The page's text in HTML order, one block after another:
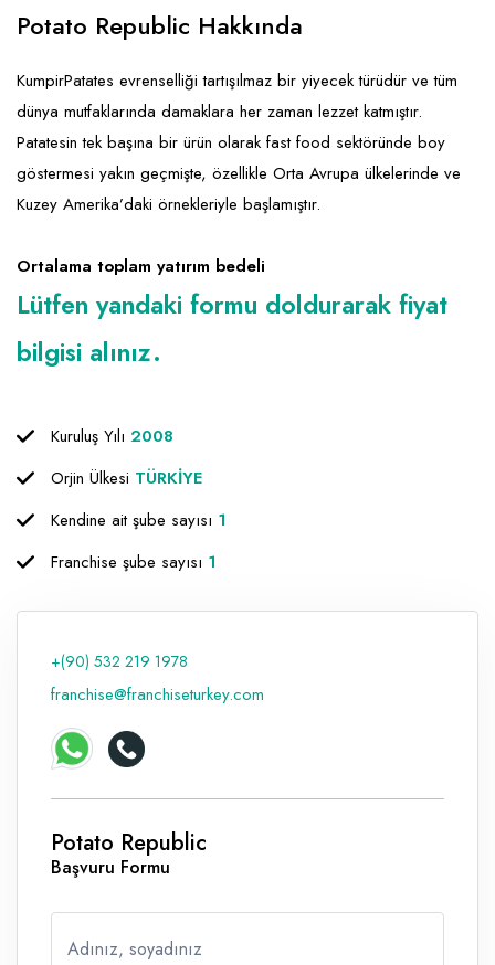
Ev Hizmetleri
Sağlık Güzellik
Turizm - Eğlence
Market FMGC - Katlı Mağaza
Mobilya ve Ev Tekstili
Oyuncak ve Hediyelik
Takı
Yapı Malzemesi - Hırdavat
Gayrimenkul
Gıda ve Sarf Malzemeleri
Güvenlik - Temizlik
Giyim - Aksesuar
Hukuk - Marka - Patent ve Tercüme
Isıtma - Soğutma ve Havalandırma
Lojistik - Kargo ve Kurye
Mali Kayıt ve Denetim
Mobilya Dekorasyon
Proje - İnşaat ve Tesisat
Raf ve Depo Sistemleri
Reklam - Tanıtım - PR ve İnternet
Seyahat - Rent A Car
Tabela - Dijital Baskı
Potato Republic Hakkında
KumpirPatates evrenselliği tartışılmaz bir yiyecek türüdür ve tüm
dünya mutfaklarında damaklara her zaman lezzet katmıştır.
Patatesin tek başına bir ürün olarak fast food sektöründe boy
göstermesi yakın geçmişte, özellikle Orta Avrupa ülkelerinde ve
Kuzey Amerika’daki örnekleriyle başlamıştır.
Ortalama toplam yatırım bedeli
Lütfen yandaki formu doldurarak fiyat
bilgisi alınız.
Kuruluş Yılı 2008
Orjin Ülkesi TÜRKİYE
Kendine ait şube sayısı 1
Franchise şube sayısı 1
+(90) 532 219 1978
franchise@franchiseturkey.com
Potato Republic
Başvuru Formu
Adınız, soyadınız